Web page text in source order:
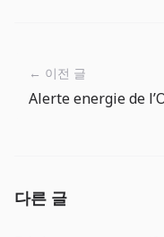
← 이전 글
다른 글